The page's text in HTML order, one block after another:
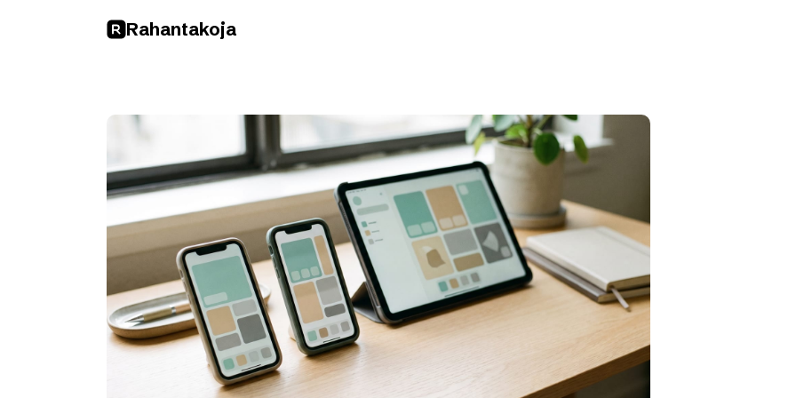
Rahantakoja